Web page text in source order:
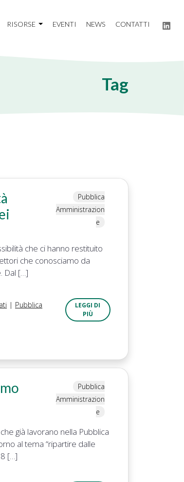
RISORSE EVENTI NEWS CONTATTI
Tag
Pubblica
Amministrazion
e
che ci hanno restituito
che conosciamo da
Dal […]
| Pubblica
LEGGI DI
PIÙ
Pubblica
Amministrazion
e
già lavorano nella Pubblica
al tema “ripartire dalle
[…]